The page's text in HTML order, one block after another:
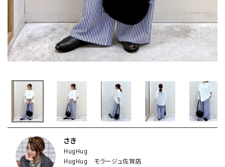
さき
HugHug
HugHug モラージュ佐賀店